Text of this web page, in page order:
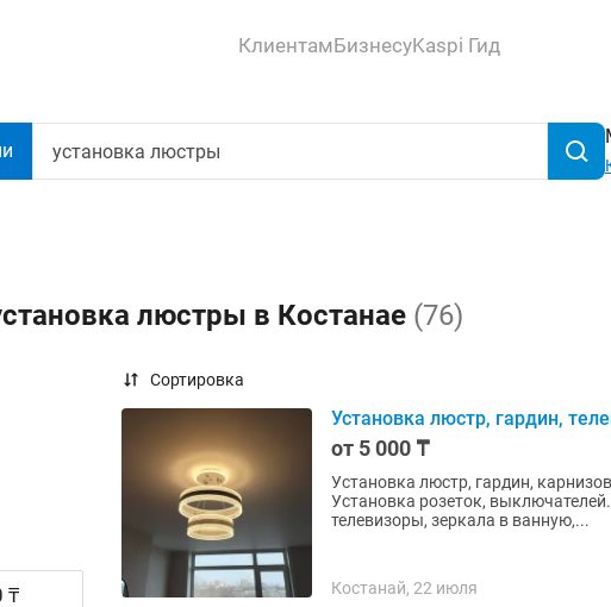
КлиентамБизнесуKaspi Гид
люстры в Костанае (76)
Сортировка
Установка люстр, гардин,
от 5 000 ₸
Установка люстр, гардин,
Установка розеток,
телевизоры, зеркала в ванную,...
Костанай, 22 июля